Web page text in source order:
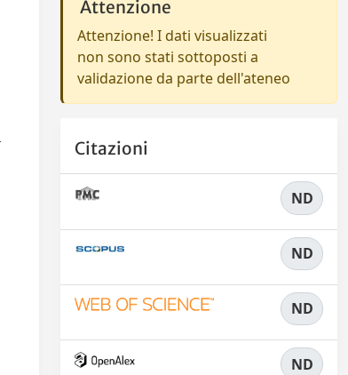
Attenzione
Attenzione! I dati visualizzati
non sono stati sottoposti a
validazione da parte dell'ateneo
Citazioni
ND
ND
ND
ND